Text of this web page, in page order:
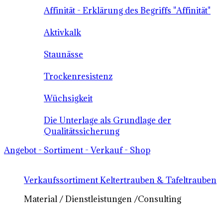
Affinität - Erklärung des Begriffs "Affinität"
Aktivkalk
Staunässe
Trockenresistenz
Wüchsigkeit
Die Unterlage als Grundlage der
Qualitätssicherung
Angebot - Sortiment - Verkauf - Shop
Verkaufssortiment Keltertrauben & Tafeltrauben
Material / Dienstleistungen /Consulting